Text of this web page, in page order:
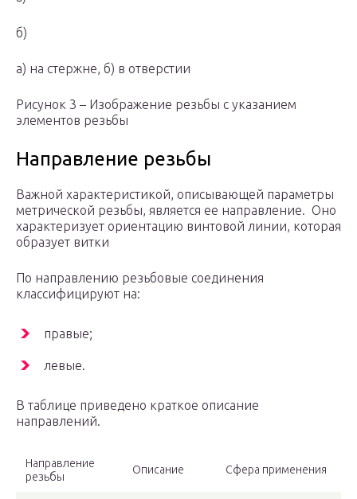
б)
а) на стержне, б) в отверстии
Рисунок 3 – Изображение резьбы с указанием
элементов резьбы
Направление резьбы
Важной характеристикой, описывающей параметры
метрической резьбы, является ее направление. Оно
характеризует ориентацию винтовой линии, которая
образует витки
По направлению резьбовые соединения
классифицируют на:
правые;
левые.
В таблице приведено краткое описание
направлений.
Направление
резьбы
Описание Сфера применения